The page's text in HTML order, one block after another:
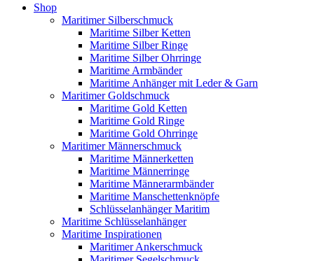
Shop
Maritimer Silberschmuck
Maritime Silber Ketten
Maritime Silber Ringe
Maritime Silber Ohrringe
Maritime Armbänder
Maritime Anhänger mit Leder & Garn
Maritimer Goldschmuck
Maritime Gold Ketten
Maritime Gold Ringe
Maritime Gold Ohrringe
Maritimer Männerschmuck
Maritime Männerketten
Maritime Männerringe
Maritime Männerarmbänder
Maritime Manschettenknöpfe
Schlüsselanhänger Maritim
Maritime Schlüsselanhänger
Maritime Inspirationen
Maritimer Ankerschmuck